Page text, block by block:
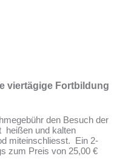
viertägige Fortbildung
den Besuch der
heißen und kalten
miteinschliesst. Ein 2-
zum Preis von 25,00 €